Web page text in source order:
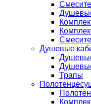
Душевые
Трапы